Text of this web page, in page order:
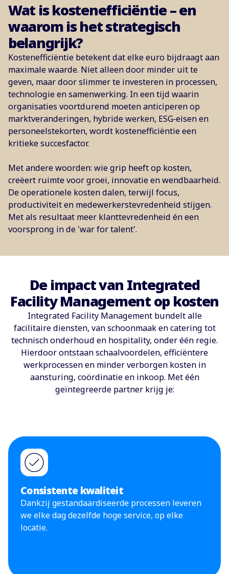
Wat is kostenefficiëntie – en
waarom is het strategisch
belangrijk?
Kostenefficiëntie betekent dat elke euro bijdraagt aan
maximale waarde. Niet alleen door minder uit te
geven, maar door slimmer te investeren in processen,
technologie en samenwerking. In een tijd waarin
organisaties voortdurend moeten anticiperen op
marktveranderingen, hybride werken, ESG‑eisen en
personeelstekorten, wordt kostenefficiëntie een
kritieke succesfactor.
Met andere woorden: wie grip heeft op kosten,
creëert ruimte voor groei, innovatie en wendbaarheid.
De operationele kosten dalen, terwijl focus,
productiviteit en medewerkerstevredenheid stijgen.
Met als resultaat meer klanttevredenheid én een
voorsprong in de 'war for talent'.
De impact van Integrated
Facility Management op kosten
Integrated Facility Management bundelt alle
facilitaire diensten, van schoonmaak en catering tot
technisch onderhoud en hospitality, onder één regie.
Hierdoor ontstaan schaalvoordelen, efficiëntere
werkprocessen en minder verborgen kosten in
aansturing, coördinatie en inkoop. Met één
geïntegreerde partner krijg je:
Consistente kwaliteit
Dankzij gestandaardiseerde processen leveren
we elke dag dezelfde hoge service, op elke
locatie.